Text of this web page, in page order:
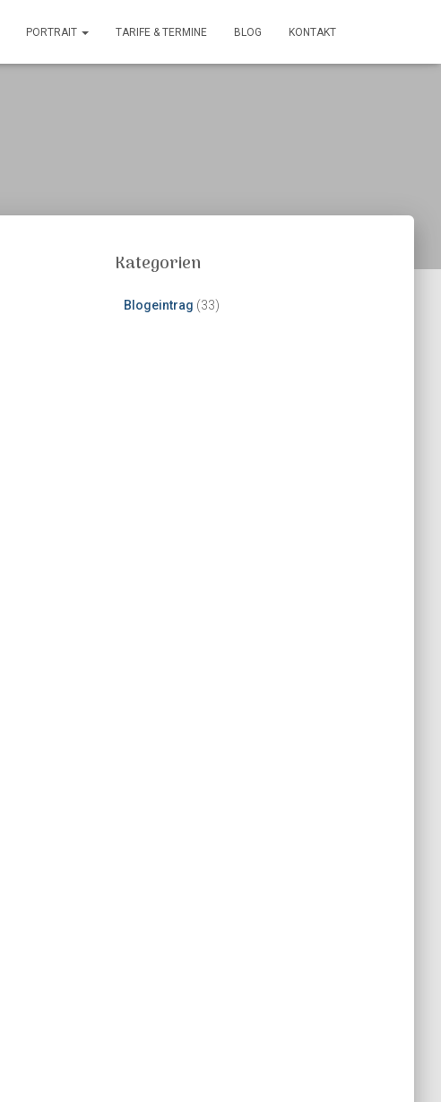
PORTRAIT TARIFE & TERMINE BLOG KONTAKT
Kategorien
Blogeintrag (33)